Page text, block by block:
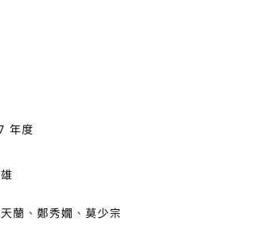
年度
蘭、鄭秀嫺、莫少宗